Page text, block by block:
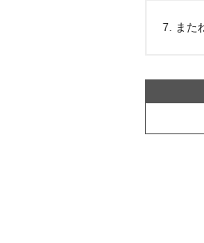
7. また